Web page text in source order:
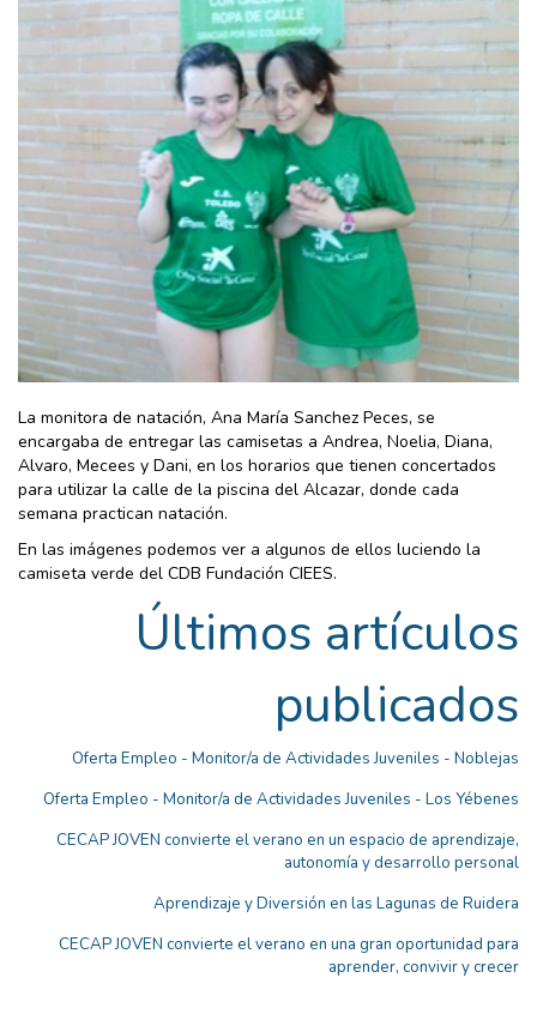
La monitora de natación, Ana María Sanchez Peces, se
encargaba de entregar las camisetas a Andrea, Noelia, Diana,
Alvaro, Mecees y Dani, en los horarios que tienen concertados
para utilizar la calle de la piscina del Alcazar, donde cada
semana practican natación.
En las imágenes podemos ver a algunos de ellos luciendo la
camiseta verde del CDB Fundación CIEES.
Últimos artículos
publicados
Oferta Empleo - Monitor/a de Actividades Juveniles - Noblejas
Oferta Empleo - Monitor/a de Actividades Juveniles - Los Yébenes
CECAP JOVEN convierte el verano en un espacio de aprendizaje,
autonomía y desarrollo personal
Aprendizaje y Diversión en las Lagunas de Ruidera
CECAP JOVEN convierte el verano en una gran oportunidad para
aprender, convivir y crecer